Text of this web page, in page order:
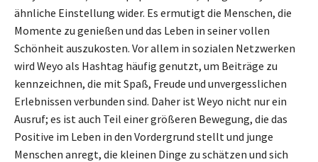
ähnliche Einstellung wider. Es ermutigt die Menschen, die
Momente zu genießen und das Leben in seiner vollen
Schönheit auszukosten. Vor allem in sozialen Netzwerken
wird Weyo als Hashtag häufig genutzt, um Beiträge zu
kennzeichnen, die mit Spaß, Freude und unvergesslichen
Erlebnissen verbunden sind. Daher ist Weyo nicht nur ein
Ausruf; es ist auch Teil einer größeren Bewegung, die das
Positive im Leben in den Vordergrund stellt und junge
Menschen anregt, die kleinen Dinge zu schätzen und sich